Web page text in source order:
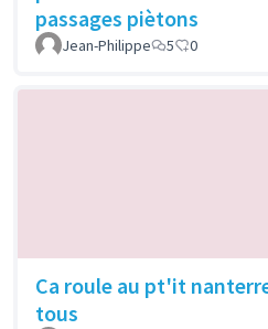
passages piètons
Jean-Philippe 5 0
Ca roule au pt'it
tous